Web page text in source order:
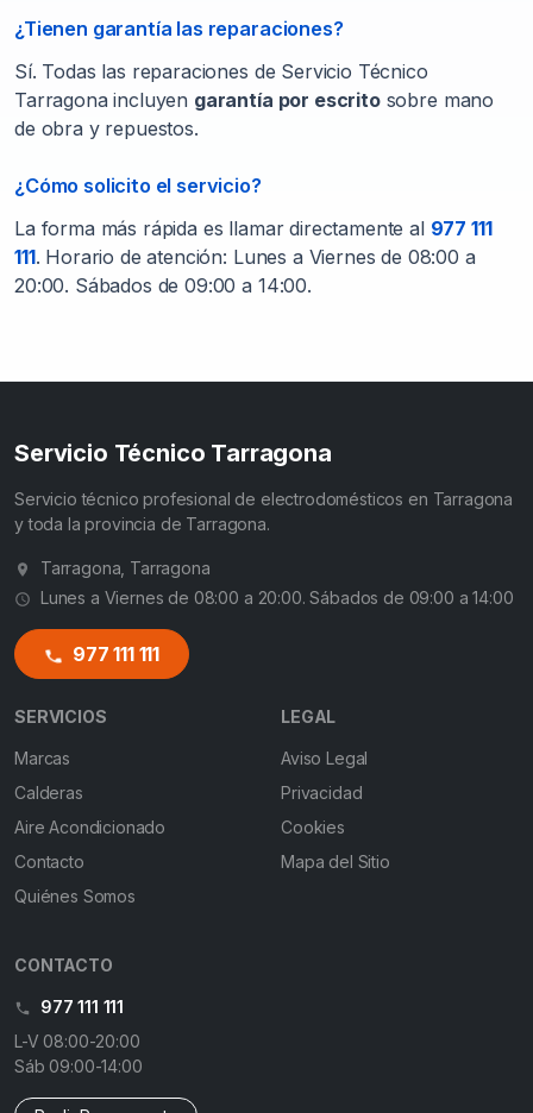
¿Tienen garantía las reparaciones?
Sí. Todas las reparaciones de Servicio Técnico
Tarragona incluyen garantía por escritosobre mano
de obra y repuestos.
¿Cómo solicito el servicio?
La forma más rápida es llamar directamente al 977 111
111. Horario de atención: Lunes a Viernes de 08:00 a
20:00. Sábados de 09:00 a 14:00.
Servicio Técnico Tarragona
Servicio técnico profesional de electrodomésticos en Tarragona
y toda la provincia de Tarragona.
Tarragona, Tarragona
Lunes a Viernes de 08:00 a 20:00. Sábados de 09:00 a 14:00
977 111 111
SERVICIOS
Marcas
Calderas
Aire Acondicionado
Contacto
Quiénes Somos
LEGAL
Aviso Legal
Privacidad
Cookies
Mapa del Sitio
CONTACTO
977 111 111
L-V 08:00-20:00
Sáb 09:00-14:00